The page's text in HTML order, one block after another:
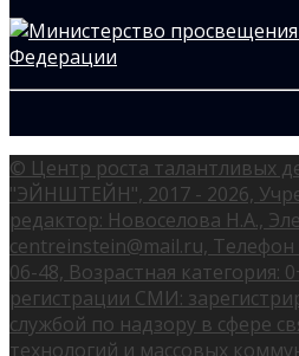
© Центр роста талантливых
"ЭЙНШТЕЙН", 2017 - 2026,
редактор: Новоселова Н.А.,
centreinstein@mail.ru,
06-48, Возрастная категория:
регистрации СМИ:
службой по надзору в сфере
технологий и массовых